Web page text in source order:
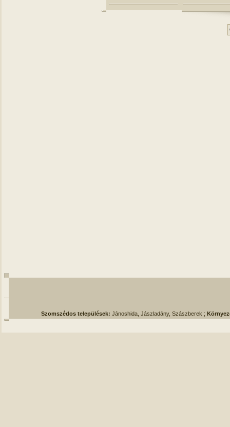
Szomszédos települések: Jánoshida, Jászladány, Szászberek ;